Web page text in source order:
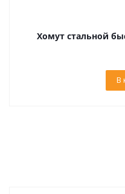
Хомут стальной
В